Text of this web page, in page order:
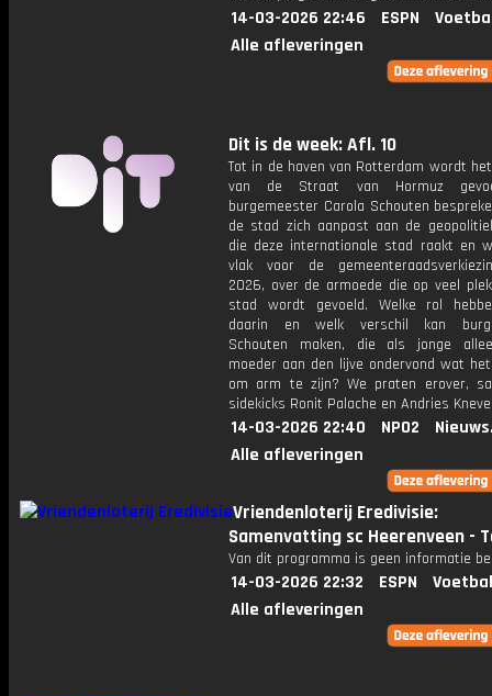
14-03-2026 22:46 ESPN
Alle afleveringen
Dit is de week: Afl. 10
Tot in de haven van Rotterdam wordt
van de Straat van Hormuz
burgemeester Carola Schouten
de stad zich aanpast aan de
die deze internationale stad raakt en
vlak voor de
2026, over de armoede die op veel
stad wordt gevoeld. Welke rol
daarin en welk verschil kan
Schouten maken, die als jonge
moeder aan den lijve ondervond wat
om arm te zijn? We praten erover,
sidekicks Ronit Palache en Andries
14-03-2026 22:40 NPO2
Alle afleveringen
Vriendenloterij Eredivisie:
Samenvatting sc Heerenveen -
Van dit programma is geen informatie
14-03-2026 22:32 ESPN
Alle afleveringen